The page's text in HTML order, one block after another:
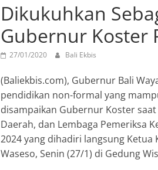
Dikukuhkan
Gubernur Koster
27/01/2020 Bali Ekbis
(Baliekbis.com), Gubernur Bali
pendidikan non-formal yang
disampaikan Gubernur Koster
Daerah, dan Lembaga Pemeriksa
2024 yang dihadiri langsung Ketua
Waseso, Senin (27/1) di Gedung